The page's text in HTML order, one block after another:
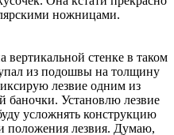
ножницами.
вертикальной стенке в таком
из подошвы на толщину
лезвие одним из
баночки. Установлю лезвие
усложнять конструкцию
положения лезвия. Думаю,